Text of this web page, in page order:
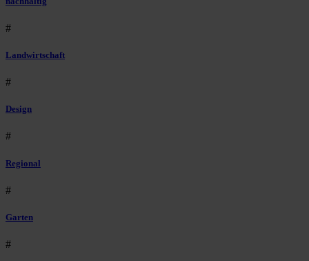
#
Landwirtschaft
#
Design
#
Regional
#
Garten
#